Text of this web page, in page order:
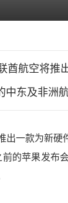
航空将推
东及非洲航
出一款为新
的苹果发布